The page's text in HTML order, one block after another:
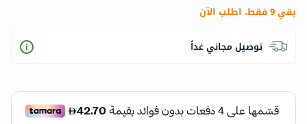
بقي 9 فقط، اطلب الآن
توصيل مجاني غداً